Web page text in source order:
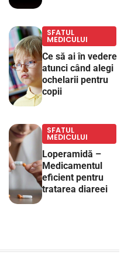
SFATUL
MEDICULUI
Ce să ai în vedere
atunci când alegi
ochelarii pentru
copii
SFATUL
MEDICULUI
Loperamidă –
Medicamentul
eficient pentru
tratarea diareei